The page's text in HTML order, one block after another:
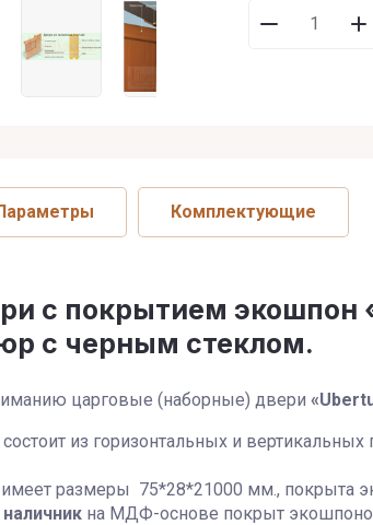
Поиск
Комплектующие
с покрытием экошпон
с черным стеклом.
царговые (наборные) двери
состоит из горизонтальных и
имеет размеры 75*28*21000 мм., покрыта
на МДФ-основе покрыт